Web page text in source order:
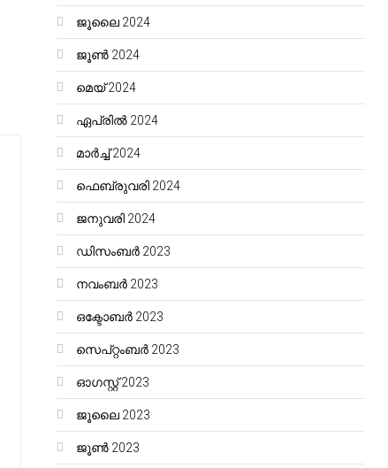
ജൂലൈ 2024
ജൂൺ 2024
മെയ്‌ 2024
ഏപ്രിൽ 2024
മാർച്ച്‌ 2024
ഫെബ്രുവരി 2024
ജനുവരി 2024
ഡിസംബർ 2023
നവംബർ 2023
ഒക്ടോബർ 2023
സെപ്റ്റംബർ 2023
ഓഗസ്റ്റ്‌ 2023
ജൂലൈ 2023
ജൂൺ 2023